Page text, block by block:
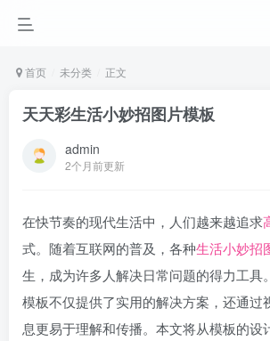
首页 未分类 正文
天天彩生活小妙招图片模板
admin
2个月前更新
在快节奏的现代生活中，人们越来越追求
式。随着互联网的普及，各种生活小妙招
生，成为许多人解决日常问题的得力工具
模板不仅提供了实用的解决方案，还通过
息更易于理解和传播。本文将从模板的设